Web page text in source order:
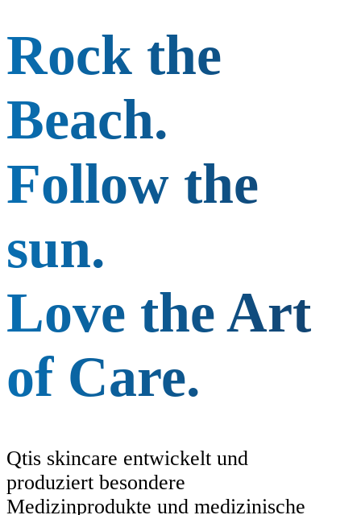
Rock the
Beach.
Follow the
sun.
Love the Art
of Care.
Qtis skincare entwickelt und
produziert besondere
Medizinprodukte und medizinische